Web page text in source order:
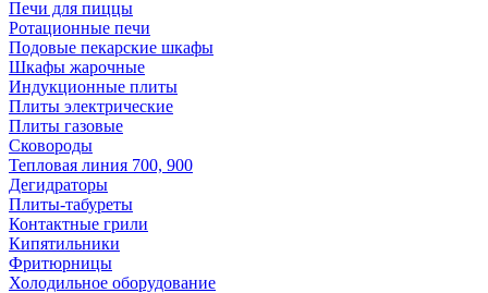
Печи для пиццы
Ротационные печи
Подовые пекарские шкафы
Шкафы жарочные
Индукционные плиты
Плиты электрические
Плиты газовые
Сковороды
Тепловая линия 700, 900
Дегидраторы
Плиты-табуреты
Контактные грили
Кипятильники
Фритюрницы
Холодильное оборудование